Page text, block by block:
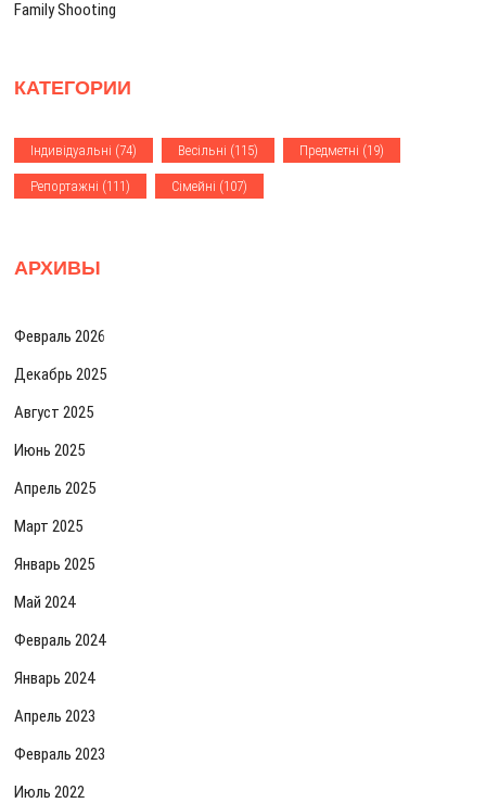
и
я
м
Family Shooting
КАТЕГОРИИ
Iндивiдуальнi (74) Весiльнi (115) Предметнi (19)
Репортажнi (111) Сiмейнi (107)
АРХИВЫ
Февраль 2026
Декабрь 2025
Август 2025
Июнь 2025
Апрель 2025
Март 2025
Январь 2025
Май 2024
Февраль 2024
Январь 2024
Апрель 2023
Февраль 2023
Июль 2022